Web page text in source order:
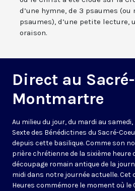
d’une hymne, de 3 psaumes (ou
psaumes), d’une petite lecture,
oraison.
Direct au
Montmartre
Au milieu du jour, du mardi au samedi,
Sexte des Bénédictines du Sacré-
depuis cette basilique. Comme son
prière chrétienne de la sixième heure
découpage romain antique de la
midi dans notre journée actuelle. Cet
Heures commémore le moment où le